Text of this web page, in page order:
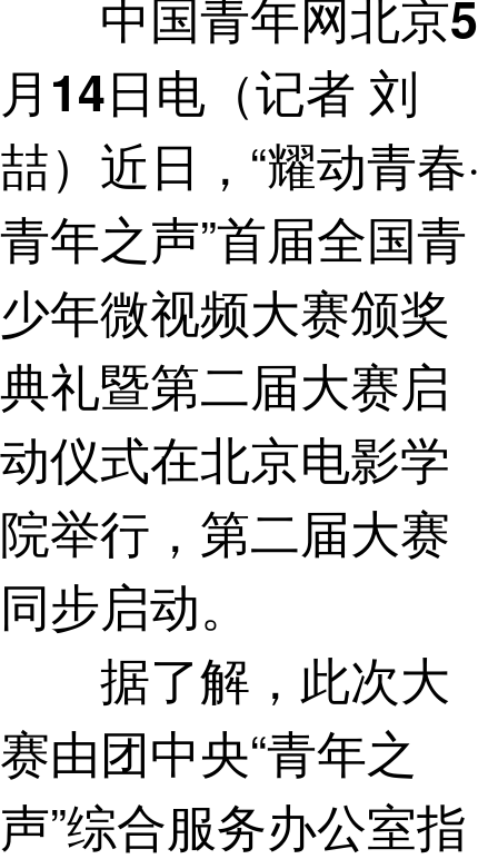
中国青年网北京5
月14日电 （记者 刘
喆）近日，“耀动青春·
青年之声”首届全国青
少年微视频大赛颁奖
典礼暨第二届大赛启
动仪式在北京电影学
院举行，第二届大赛
同步启动。
据了解，此次大
赛由团中央“青年之
声”综合服务办公室指